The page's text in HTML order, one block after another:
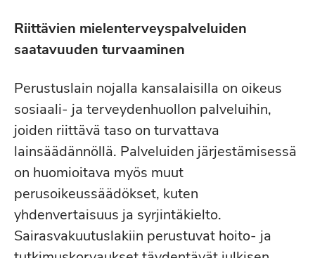
Riittävien mielenterveyspalveluiden
saatavuuden turvaaminen
Perustuslain nojalla kansalaisilla on oikeus
sosiaali- ja terveydenhuollon palveluihin,
joiden riittävä taso on turvattava
lainsäädännöllä. Palveluiden järjestämisessä
on huomioitava myös muut
perusoikeussäädökset, kuten
yhdenvertaisuus ja syrjintäkielto.
Sairasvakuutuslakiin perustuvat hoito- ja